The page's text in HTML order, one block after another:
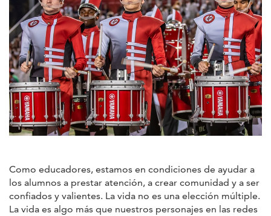
Como educadores, estamos en condiciones de ayudar a
los alumnos a prestar atención, a crear comunidad y a ser
confiados y valientes. La vida no es una elección múltiple.
La vida es algo más que nuestros personajes en las redes